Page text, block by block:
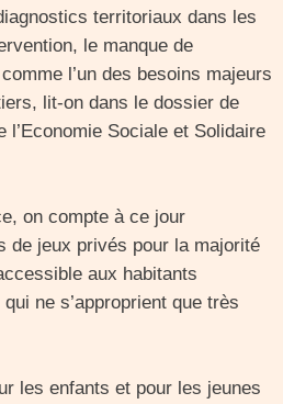
territoriaux dans les
le manque de
l’un des besoins majeurs
lit-on dans le dossier de
l’Economie Sociale et Solidaire
on compte à ce jour
de jeux privés pour la majorité
aux habitants
ne s’approprient que très
les enfants et pour les jeunes